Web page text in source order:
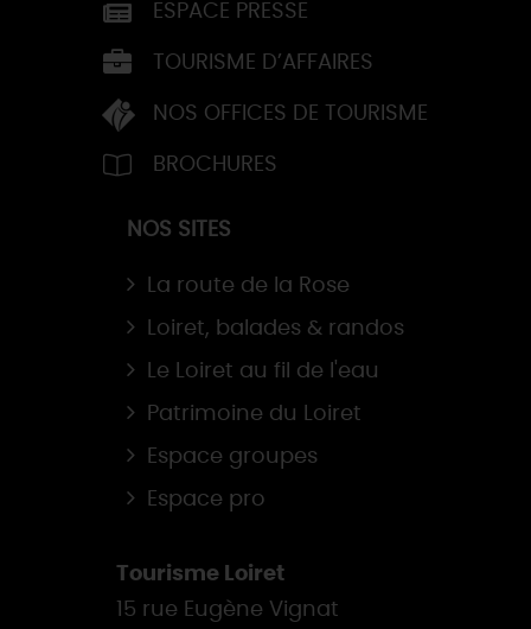
ESPACE PRESSE
TOURISME D’AFFAIRES
NOS OFFICES DE TOURISME
BROCHURES
NOS SITES
La route de la Rose
Loiret, balades & randos
Le Loiret au fil de l'eau
Patrimoine du Loiret
Espace groupes
Espace pro
Tourisme Loiret
15 rue Eugène Vignat